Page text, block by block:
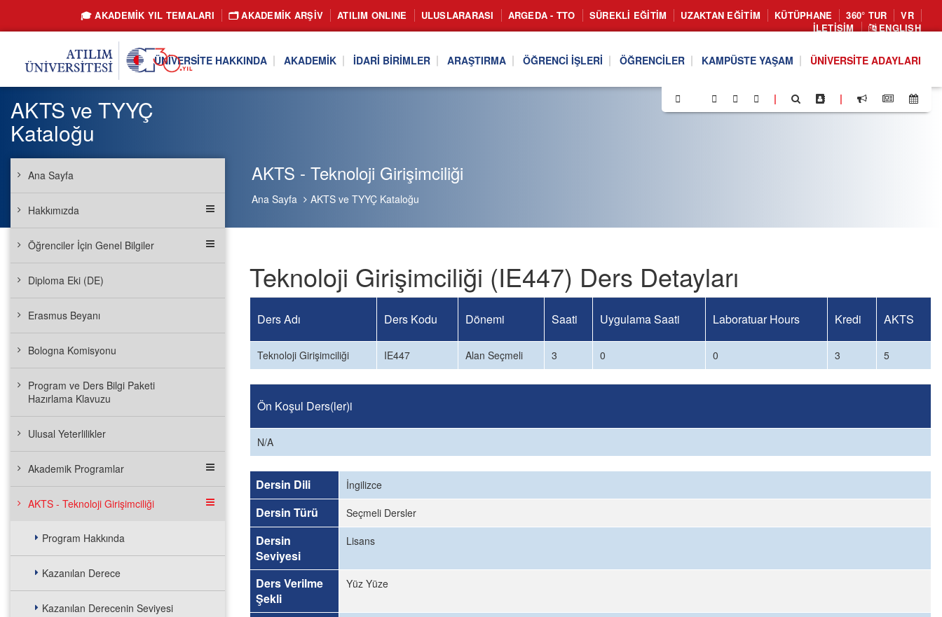
🎓 AKADEMİK YIL TEMALARI 🗂️ AKADEMIK ARŞIV ATILIM ONLINE ULUSLARARASI ARGEDA - TTO SÜREKLI EĞITIM UZAKTAN EĞITIM KÜTÜPHANE 360° TUR
VR
İLETIŞIM
ENGLISH
ÜNIVERSITE HAKKINDA AKADEMIK İDARI BIRIMLER ARAŞTIRMA ÖĞRENCI İŞLERI ÖĞRENCILER KAMPÜSTE YAŞAM ÜNIVERSITE ADAYLARI
| |
AKTS - Teknoloji Girişimciliği
Ana Sayfa AKTS ve TYYÇ Kataloğu
AKTS ve TYYÇ
Kataloğu
Ana Sayfa
Hakkımızda
Öğrenciler İçin Genel Bilgiler
Diploma Eki (DE)
Erasmus Beyanı
Bologna Komisyonu
Program ve Ders Bilgi Paketi
Hazırlama Klavuzu
Ulusal Yeterlilikler
Akademik Programlar
AKTS - Teknoloji Girişimciliği
Program Hakkında
Kazanılan Derece
Kazanılan Derecenin Seviyesi
Teknoloji Girişimciliği (IE447) Ders Detayları
Ders Adı Ders Kodu Dönemi Saati Uygulama Saati Laboratuar Hours Kredi AKTS
Teknoloji Girişimciliği IE447 Alan Seçmeli 3 0 0 3 5
Ön Koşul Ders(ler)i
N/A
Dersin Dili İngilizce
Dersin Türü Seçmeli Dersler
Dersin
Seviyesi
Lisans
Ders Verilme
Şekli
Yüz Yüze